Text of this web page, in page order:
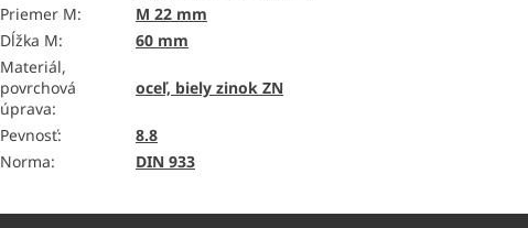
Priemer M:
M 22 mm
Dĺžka M:
60 mm
Materiál,
povrchová
úprava:
oceľ, biely zinok ZN
Pevnosť:
8.8
Norma: DIN 933